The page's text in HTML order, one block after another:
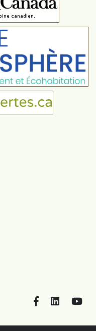
FacebookLinkedIn